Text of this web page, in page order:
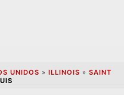
UNIDOS » ILLINOIS » SAINT